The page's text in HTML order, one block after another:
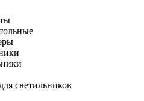
светильников